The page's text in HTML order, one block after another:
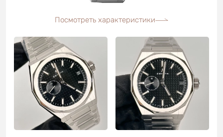
Посмотреть характеристики